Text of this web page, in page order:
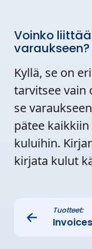
Voinko
varaukseen?
Kyllä, se on
tarvitsee vain
se
pätee
kuluihin.
kirjata kulut
← Tuotteet:
Invoices